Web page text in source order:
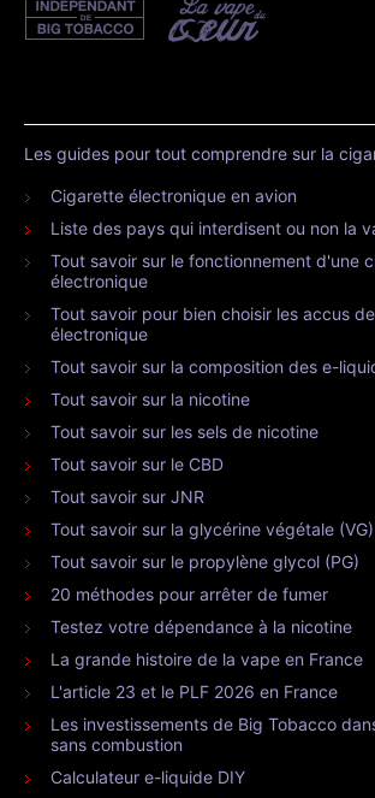
Les guides pour tout comprendre sur la
Cigarette électronique en avion
Liste des pays qui interdisent ou non la
Tout savoir sur le fonctionnement d'une
électronique
Tout savoir pour bien choisir les accus
électronique
Tout savoir sur la composition des e-
Tout savoir sur la nicotine
Tout savoir sur les sels de nicotine
Tout savoir sur le CBD
Tout savoir sur JNR
Tout savoir sur la glycérine végétale (VG)
Tout savoir sur le propylène glycol (PG)
20 méthodes pour arrêter de fumer
Testez votre dépendance à la nicotine
La grande histoire de la vape en France
L'article 23 et le PLF 2026 en France
Les investissements de Big Tobacco
sans combustion
Calculateur e-liquide DIY